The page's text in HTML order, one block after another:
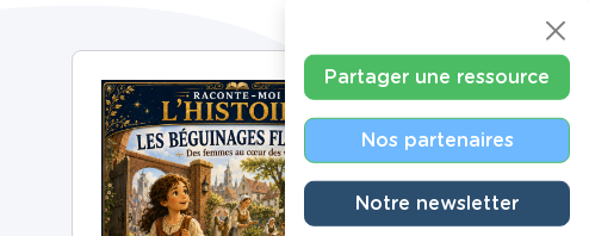
Partager une ressource
Nos partenaires
Notre newsletter